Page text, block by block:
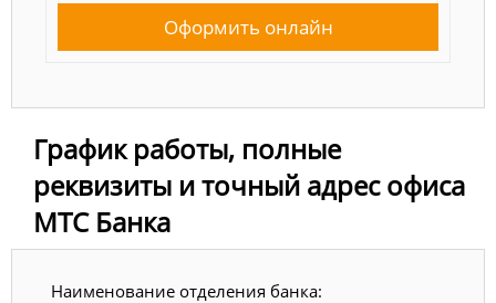
Оформить онлайн
График работы, полные
реквизиты и точный адрес офиса
МТС Банка
Наименование отделения банка: